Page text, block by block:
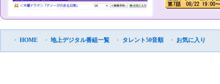
・ HOME ・ 地上デジタル番組一覧 ・ タレント50音順 ・ お気に入り